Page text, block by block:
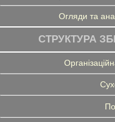
Огляди та
СТРУКТУРА